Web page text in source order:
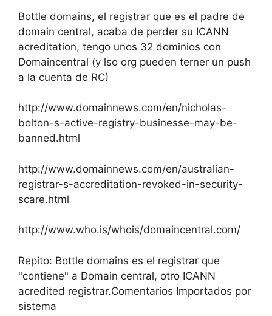
Bottle domains, el registrar que es el padre de
domain central, acaba de perder su ICANN
acreditation, tengo unos 32 dominios con
Domaincentral (y lso org pueden terner un push
a la cuenta de RC)
http://www.domainnews.com/en/nicholas-
bolton-s-active-registry-businesse-may-be-
banned.html
http://www.domainnews.com/en/australian-
registrar-s-accreditation-revoked-in-security-
scare.html
http://www.who.is/whois/domaincentral.com/
Repito: Bottle domains es el registrar que
"contiene" a Domain central, otro ICANN
acredited registrar.Comentarios Importados por
sistema